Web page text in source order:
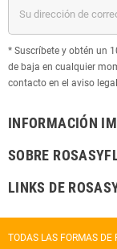
* Suscríbete y obtén un
de baja en cualquier
contacto en el aviso
INFORMACIÓN
SOBRE
LINKS DE
TODAS LAS FORMAS DE